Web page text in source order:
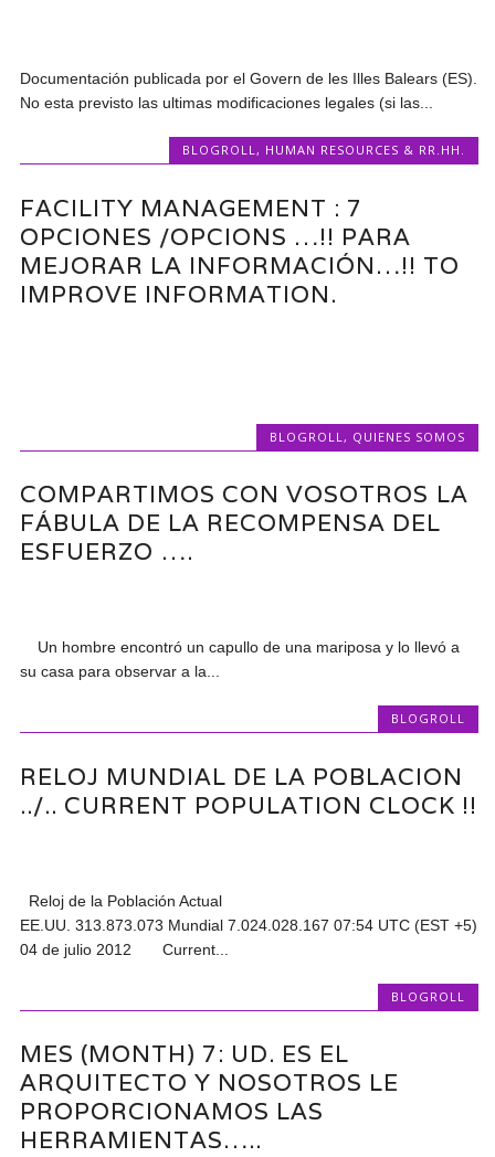
Documentación publicada por el Govern de les Illes Balears (ES).
No esta previsto las ultimas modificaciones legales (si las...
BLOGROLL, HUMAN RESOURCES & RR.HH.
FACILITY MANAGEMENT : 7
OPCIONES /OPCIONS …!! PARA
MEJORAR LA INFORMACIÓN…!! TO
IMPROVE INFORMATION.
BLOGROLL , QUIENES SOMOS
COMPARTIMOS CON VOSOTROS LA
FÁBULA DE LA RECOMPENSA DEL
ESFUERZO ….
Un hombre encontró un capullo de una mariposa y lo llevó a
su casa para observar a la...
BLOGROLL
RELOJ MUNDIAL DE LA POBLACION
../.. CURRENT POPULATION CLOCK !!
Reloj de la Población Actual
EE.UU. 313.873.073 Mundial 7.024.028.167 07:54 UTC (EST +5)
04 de julio 2012 Current...
BLOGROLL
MES (MONTH) 7: UD. ES EL
ARQUITECTO Y NOSOTROS LE
PROPORCIONAMOS LAS
HERRAMIENTAS…..